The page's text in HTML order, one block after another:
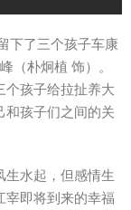
下了三个孩子车康
（朴炯植 饰）。
个孩子给拉扯养大
和孩子们之间的关
生水起，但感情生
宰即将到来的幸福